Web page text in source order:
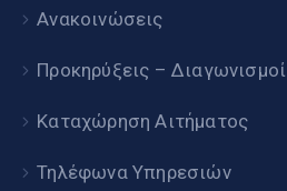
Ανακοινώσεις
Προκηρύξεις – Διαγωνισμοί
Καταχώρηση Αιτήματος
Τηλέφωνα Υπηρεσιών